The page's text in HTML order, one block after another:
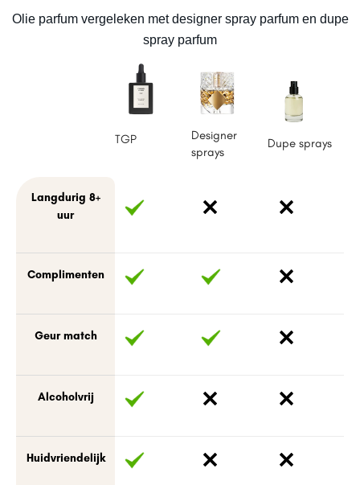
Olie parfum vergeleken met designer spray parfum en dupe
spray parfum
TGP
Designer
sprays
Dupe sprays
Langdurig 8+
uur
Complimenten
Geur match
Alcoholvrij
Huidvriendelijk